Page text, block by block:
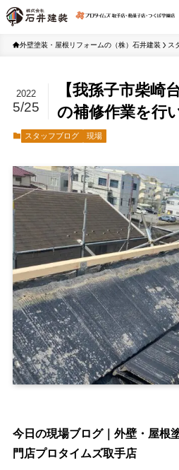
外壁塗装・屋根リフォームの（株）石井建装 ス
【我孫子市柴崎
の補修作業を行
2022
5/25
スタッフブログ 現場
今日の現場ブログ｜外壁・屋根
門店プロタイムズ取手店